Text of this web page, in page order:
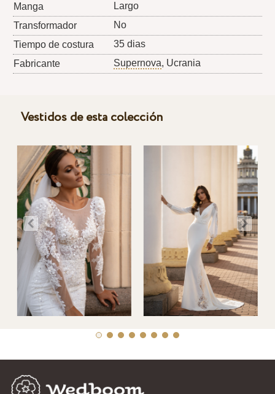
Manga
Largo
Transformador
No
Tiempo de costura
35 dias
Fabricante
Supernova, Ucrania
Vestidos de esta colección